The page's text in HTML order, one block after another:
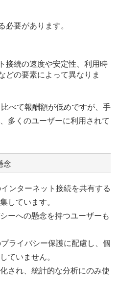
必要があります。
接続の速度や安定性、利用時
どの要素によって異なりま
べて報酬額が低めですが、手
多くのユーザーに利用されて
念
ンターネット接続を共有する
しています。
ーへの懸念を持つユーザーも
ライバシー保護に配慮し、個
ていません。
され、統計的な分析にのみ使